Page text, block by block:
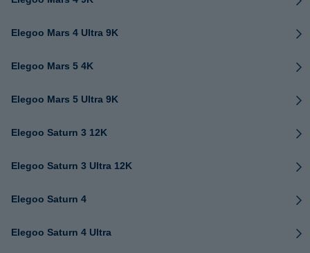
Elegoo Mars 4 Ultra 9K
Elegoo Mars 5 4K
Elegoo Mars 5 Ultra 9K
Elegoo Saturn 3 12K
Elegoo Saturn 3 Ultra 12K
Elegoo Saturn 4
Elegoo Saturn 4 Ultra